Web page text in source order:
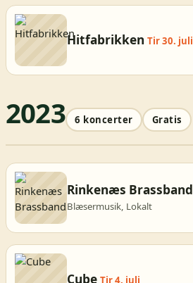
Hitfabrikken Tir 30. juli
2023 6 koncerter Gratis
Rinkenæs Brassband
Blæsermusik, Lokalt
Cube Tir 4. juli